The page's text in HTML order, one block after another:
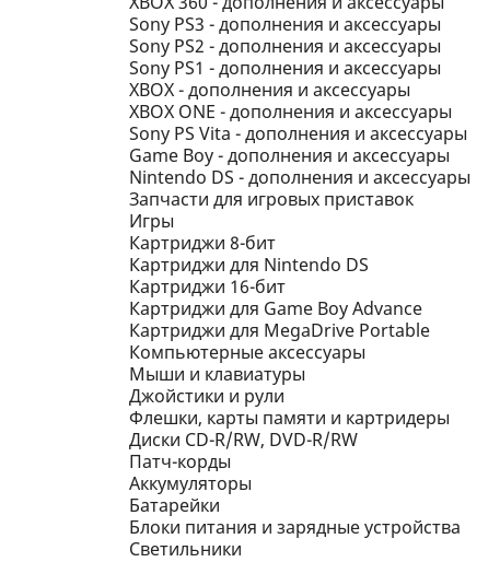
Sony PS3 - дополнения и аксессуары
Sony PS2 - дополнения и аксессуары
Sony PS1 - дополнения и аксессуары
XBOX - дополнения и аксессуары
XBOX ONE - дополнения и аксессуары
Sony PS Vita - дополнения и аксессуары
Game Boy - дополнения и аксессуары
Nintendo DS - дополнения и аксессуары
Запчасти для игровых приставок
Игры
Картриджи 8-бит
Картриджи для Nintendo DS
Картриджи 16-бит
Картриджи для Game Boy Advance
Картриджи для MegaDrive Portable
Компьютерные аксессуары
Мыши и клавиатуры
Джойстики и рули
Флешки, карты памяти и картридеры
Диски CD-R/RW, DVD-R/RW
Патч-корды
Аккумуляторы
Батарейки
Блоки питания и зарядные устройства
Светильники